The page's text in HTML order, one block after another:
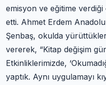
emisyon ve eğitime
etti. Ahmet Erdem
Şenbaş, okulda
vererek, “Kitap değişim
Etkinliklerimizde,
yaptık. Aynı uygulamayı